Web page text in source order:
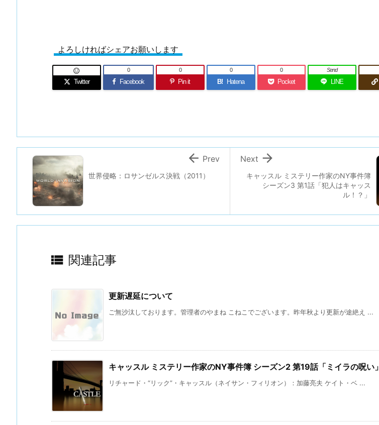
よろしければシェアお願いします
Twitter

Facebook
0
Pin it
0
B! Hatena
0
Pocket
0
LINE
Send
キャッスル ミステリー作家のNY事件簿
シーズン3 第1話「犯人はキャッス
ル！？」

Next
世界侵略：ロサンゼルス決戦（2011）
 Prev
 関連記事
更新遅延について
ご無沙汰しております。管理者のやまね こねこでございます。昨年秋より更新が途絶え ...
キャッスル ミステリー作家のNY事件簿 シーズン2 第19話「ミイラの呪い」
リチャード・“リック”・キャッスル（ネイサン・フィリオン）：加藤亮夫 ケイト・ベ ...